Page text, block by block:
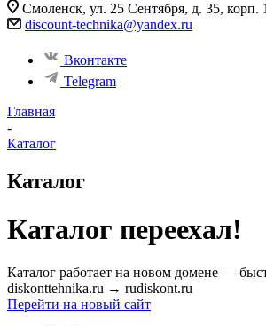
Смоленск, ул. 25 Сентября, д. 35, корп. 1
discount-technika@yandex.ru
Вконтакте
Telegram
Главная
-
Каталог
Каталог
Каталог переехал!
Каталог работает на новом домене —
diskonttehnika.ru → rudiskont.ru
Перейти на новый сайт